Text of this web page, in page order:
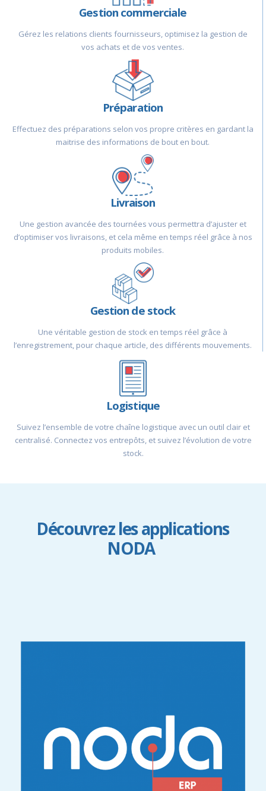
Gestion commerciale
Gérez les relations clients fournisseurs, optimisez la gestion de
vos achats et de vos ventes.
Préparation
Effectuez des préparations selon vos propre critères en gardant la
maitrise des informations de bout en bout.
Livraison
Une gestion avancée des tournées vous permettra d’ajuster et
d’optimiser vos livraisons, et cela même en temps réel grâce à nos
produits mobiles.
Gestion de stock
Une véritable gestion de stock en temps réel grâce à
l’enregistrement, pour chaque article, des différents mouvements.
Logistique
Suivez l’ensemble de votre chaîne logistique avec un outil clair et
centralisé. Connectez vos entrepôts, et suivez l’évolution de votre
stock.
Découvrez les applications
NODA